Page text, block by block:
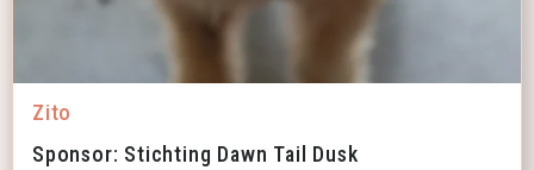
Zito
Sponsor: Stichting Dawn Tail Dusk